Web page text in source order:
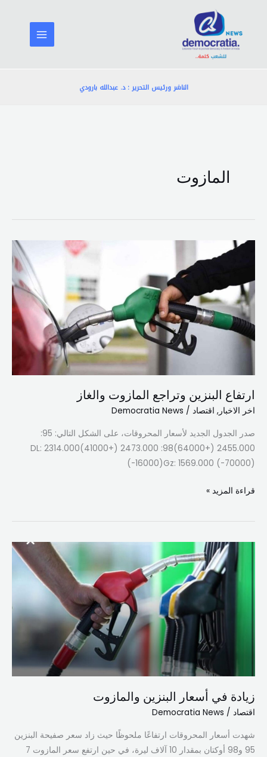
المحتوى
الناشر ورئيس التحرير : د. عبدالله بارودي
المازوت
ارتفاع البنزين وتراجع المازوت والغاز
اخر الاخبار, اقتصاد /
Democratia News
صدر الجدول الجديد لأسعار المحروقات، على الشكل التالي: 95:
2455.000 (+64000)98: 2473.000 (+41000)DL: 2314.000
(-16000)Gz: 1569.000 (-70000)
ارتفاع
المازوت
والغاز
قراءة المزيد »
زيادة في أسعار البنزين والمازوت
اقتصاد /
Democratia News
شهدت أسعار المحروقات ارتفاعًا ملحوظًا حيث زاد سعر صفيحة البنزين
95 و98 أوكتان بمقدار 10 آلاف ليرة، في حين ارتفع سعر المازوت 7
والمازوت